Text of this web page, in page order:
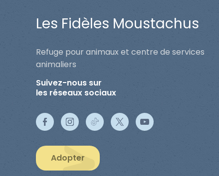
Les Fidèles Moustachus
Refuge pour animaux et centre de services
animaliers
Suivez-nous sur
les réseaux sociaux
Adopter